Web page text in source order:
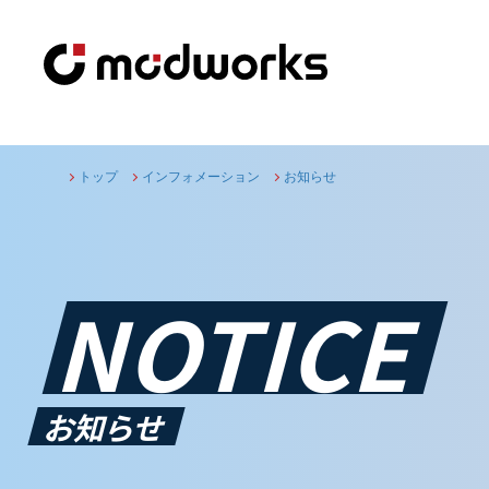
トップ インフォメーション お知らせ
NOTICE
お知らせ